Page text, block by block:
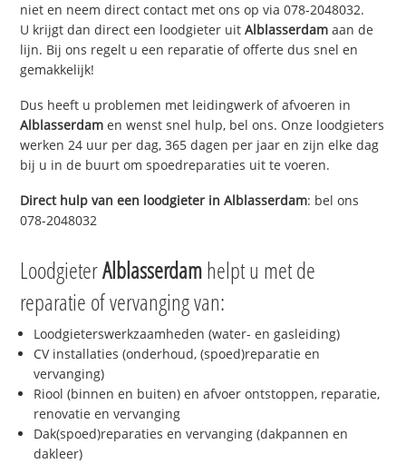
niet en neem direct contact met ons op via 078-2048032.
U krijgt dan direct een loodgieter uitAlblasserdam aan de
lijn. Bij ons regelt u een reparatie of offerte dus snel en
gemakkelijk!
Dus heeft u problemen met leidingwerk of afvoeren in
Alblasserdam en wenst snel hulp, bel ons. Onze loodgieters
werken 24 uur per dag, 365 dagen per jaar en zijn elke dag
bij u in de buurt om spoedreparaties uit te voeren.
Direct hulp van een loodgieter inAlblasserdam: bel ons
078-2048032
LoodgieterAlblasserdamhelpt u met de
reparatie of vervanging van:
Loodgieterswerkzaamheden (water- en gasleiding)
CV installaties (onderhoud, (spoed)reparatie en
vervanging)
Riool (binnen en buiten) en afvoer ontstoppen, reparatie,
renovatie en vervanging
Dak(spoed)reparaties en vervanging (dakpannen en
dakleer)